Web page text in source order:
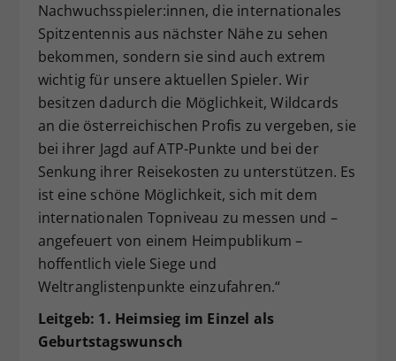
Nachwuchsspieler:innen, die internationales
Spitzentennis aus nächster Nähe zu sehen
bekommen, sondern sie sind auch extrem
wichtig für unsere aktuellen Spieler. Wir
besitzen dadurch die Möglichkeit, Wildcards
an die österreichischen Profis zu vergeben, sie
bei ihrer Jagd auf ATP-Punkte und bei der
Senkung ihrer Reisekosten zu unterstützen. Es
ist eine schöne Möglichkeit, sich mit dem
internationalen Topniveau zu messen und –
angefeuert von einem Heimpublikum –
hoffentlich viele Siege und
Weltranglistenpunkte einzufahren.“
Leitgeb: 1. Heimsieg im Einzel als
Geburtstagswunsch